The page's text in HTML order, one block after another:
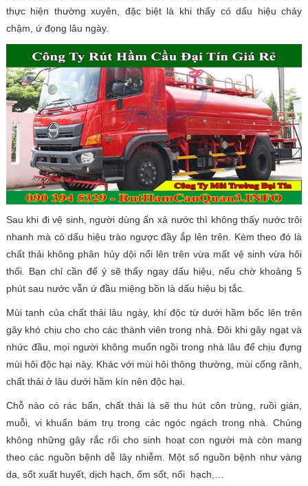
thực hiện thường xuyên, đặc biệt là khi thấy có dấu hiệu chảy
chậm, ứ đọng lâu ngày.
Sau khi đi vệ sinh, người dùng ấn xả nước thì không thấy nước trôi
nhanh mà có dấu hiệu trào ngược đầy ắp lên trên. Kèm theo đó là
chất thải không phân hủy dội nổi lên trên vừa mất vệ sinh vừa hôi
thối. Bạn chỉ cần để ý sẽ thấy ngay dấu hiệu, nếu chờ khoảng 5
phút sau nước vẫn ứ đầu miệng bồn là dấu hiệu bị tắc.
Mùi tanh của chất thải lâu ngày, khí độc từ dưới hầm bốc lên trên
gây khó chịu cho cho các thành viên trong nhà. Đôi khi gây ngạt và
nhức đầu, mọi người không muốn ngồi trong nhà lâu để chịu đựng
mùi hôi độc hại này. Khác với mùi hôi thông thường, mùi cống rãnh,
chất thải ở lâu dưới hầm kín nên độc hại.
Chỗ nào có rác bẩn, chất thải là sẽ thu hút côn trùng, ruồi gián,
muỗi, vi khuẩn bám trụ trong các ngóc ngách trong nhà. Chúng
không những gây rắc rối cho sinh hoạt con người mà còn mang
theo các nguồn bệnh dễ lây nhiễm. Một số nguồn bệnh như vàng
da, sốt xuất huyết, dịch hạch, ốm sốt, nổi hạch,…